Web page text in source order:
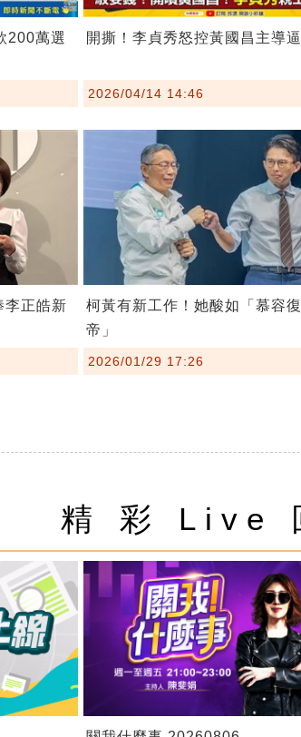
200萬選
開撕！李貞秀怒控黃國昌主導
2026/04/14 14:46
正皓新
柯黃有新工作！她酸如「慕容
帝」
2026/01/29 17:26
精 彩 Live